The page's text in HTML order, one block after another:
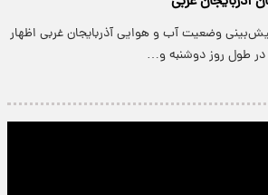
وضعیت آب و هوایی آذربایجان غربی اظهار
طول روز دوشنبه و…